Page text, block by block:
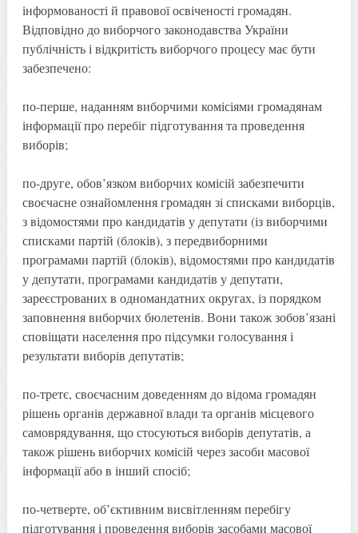
інформованості й правової освіченості громадян.
Відповідно до виборчого законодавства України
публічність і відкритість виборчого процесу має бути
забезпечено:
по-перше, наданням виборчими комісіями громадянам
інформації про перебіг підготування та проведення
виборів;
по-друге, обов’язком виборчих комісій забезпечити
своєчасне ознайомлення громадян зі списками виборців,
з відомостями про кандидатів у депутати (із виборчими
списками партій (блоків), з передвиборними
програмами партій (блоків), відомостями про кандидатів
у депутати, програмами кандидатів у депутати,
зареєстрованих в одномандатних округах, із порядком
заповнення виборчих бюлетенів. Вони також зобов’язані
сповіщати населення про підсумки голосування і
результати виборів депутатів;
по-третє, своєчасним доведенням до відома громадян
рішень органів державної влади та органів місцевого
самоврядування, що стосуються виборів депутатів, а
також рішень виборчих комісій через засоби масової
інформації або в інший спосіб;
по-четверте, об’єктивним висвітленням перебігу
підготування і проведення виборів засобами масової